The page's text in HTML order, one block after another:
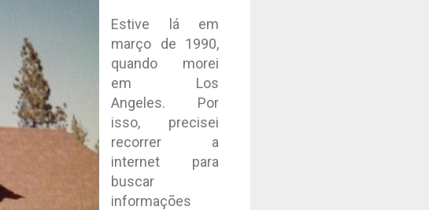
Estive lá em
março de 1990,
quando morei
em Los
Angeles. Por
isso, precisei
recorrer a
internet para
buscar
informações